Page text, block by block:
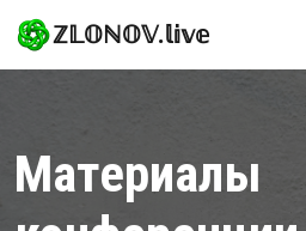
ℤ𝕃𝕆ℕ𝕆𝕍.𝕝𝕚𝕧𝕖
Материалы